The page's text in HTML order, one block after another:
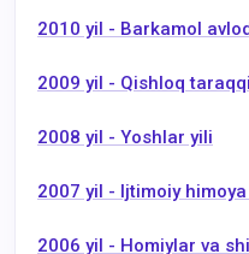
2010 yil - Barkamol
2009 yil - Qishloq
2008 yil - Yoshlar yili
2007 yil - Ijtimoiy
2006 yil - Homiylar va